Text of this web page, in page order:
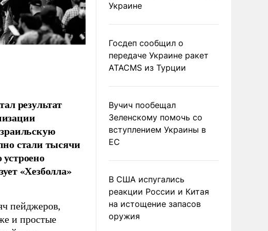
результат
стали тысячи
«Хезболла»
пейджеров,
и простые
Украине
Госдеп сообщил о
передаче Украине ракет
ATACMS из Турции
Вучич пообещал
Зеленскому помочь со
вступлением Украины в
ЕС
В США испугались
реакции России и Китая
на истощение запасов
оружия